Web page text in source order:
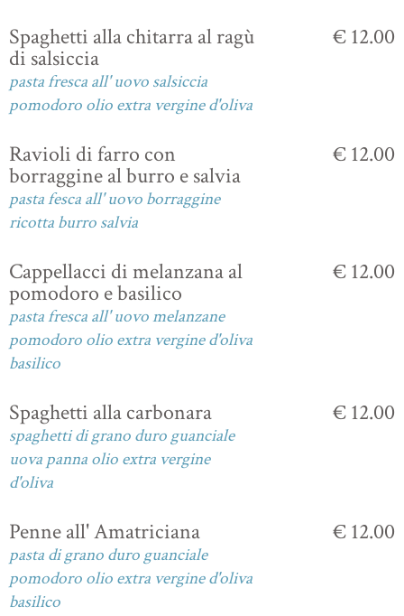
Spaghetti alla chitarra al ragù
di salsiccia
pasta fresca all' uovo salsiccia
pomodoro olio extra vergine d'oliva
€ 12.00
Ravioli di farro con
borraggine al burro e salvia
pasta fesca all' uovo borraggine
ricotta burro salvia
€ 12.00
Cappellacci di melanzana al
pomodoro e basilico
pasta fresca all' uovo melanzane
pomodoro olio extra vergine d'oliva
basilico
€ 12.00
Spaghetti alla carbonara
spaghetti di grano duro guanciale
uova panna olio extra vergine
d'oliva
€ 12.00
Penne all' Amatriciana
pasta di grano duro guanciale
pomodoro olio extra vergine d'oliva
basilico
€ 12.00